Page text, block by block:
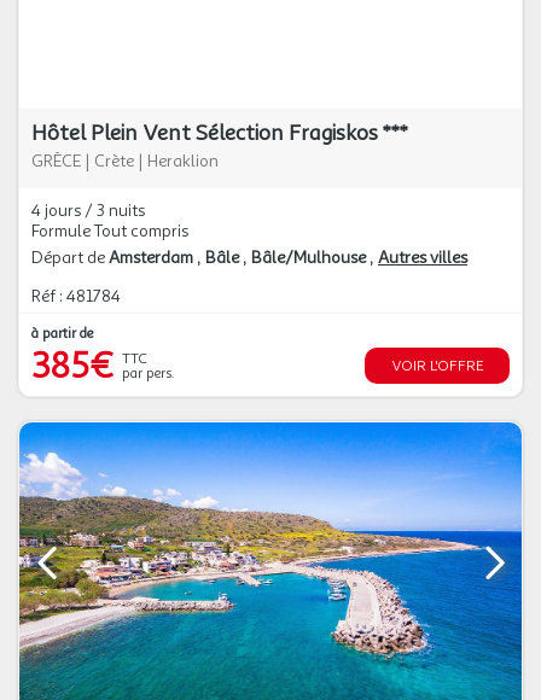
Hôtel Plein Vent Sélection Fragiskos ***
GRÈCE | Crète | Heraklion
4 jours / 3 nuits
Formule Tout compris
Départ deAmsterdam Bâle Bâle/Mulhouse Autres villes
Réf : 481784
à partir de
385€ TTC
par pers.
VOIR L'OFFRE